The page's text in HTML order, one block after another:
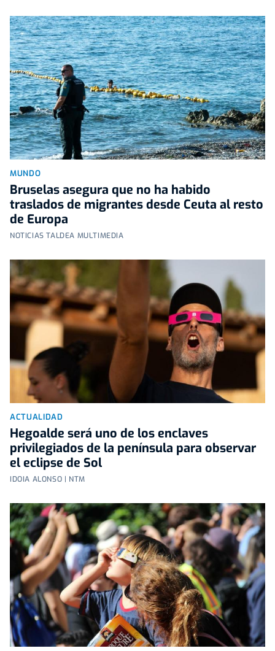
MUNDO
Bruselas asegura que no ha habido
traslados de migrantes desde Ceuta al resto
de Europa
NOTICIAS TALDEA MULTIMEDIA
ACTUALIDAD
Hegoalde será uno de los enclaves
privilegiados de la península para observar
el eclipse de Sol
IDOIA ALONSO | NTM